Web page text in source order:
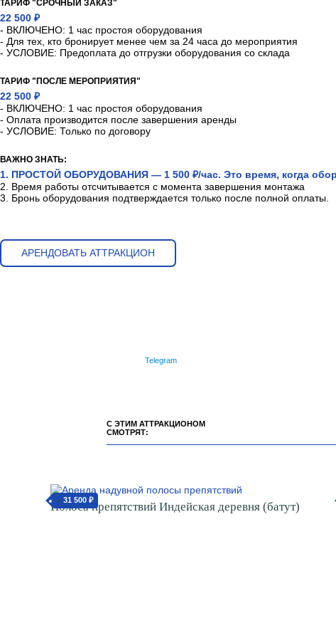
ТАРИФ "СРОЧНЫЙ ЗАКАЗ"
22 500 ₽
- ВКЛЮЧЕНО: 1 час простоя оборудования
- Для тех, кто бронирует менее чем за 24 часа до мероприятия
- УСЛОВИЕ: Предоплата до отгрузки оборудования со склада
ТАРИФ "ПОСЛЕ МЕРОПРИЯТИЯ"
22 500 ₽
- ВКЛЮЧЕНО: 1 час простоя оборудования
- Оплата производится после завершения аренды
- УСЛОВИЕ: Только по договору
ВАЖНО ЗНАТЬ:
1. ПРОСТОЙ ОБОРУДОВАНИЯ — 1 500 ₽/час. Это время, когда
2. Время работы отсчитывается с момента завершения монтажа
3. Бронь оборудования подтверждается только после полной оплаты.
АРЕНДОВАТЬ АТТРАКЦИОН
Telegram
С ЭТИМ АТТРАКЦИОНОМ
СМОТРЯТ:
от31 500 ₽
Полоса препятствий Индейская деревня (батут)